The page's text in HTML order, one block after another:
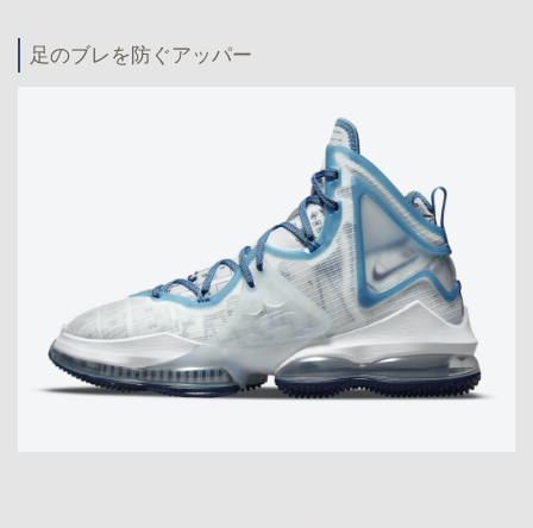
足のブレを防ぐアッパー